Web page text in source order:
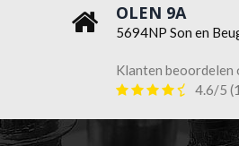
OLEN 9A
5694NP Son en
Klanten beoordelen
4.6/5